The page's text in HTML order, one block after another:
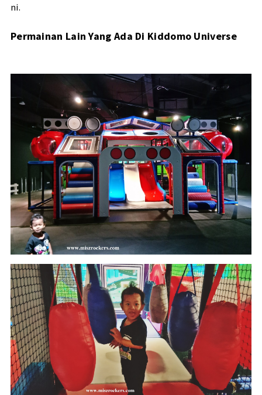
ni.
Permainan Lain Yang Ada Di Kiddomo Universe